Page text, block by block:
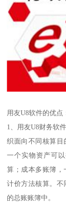
用友U8软件的优点
1、用友U8财务软
织面向不同核算目
一个实物资产可
算；成本多账簿，
计价方法核算。不
的总账账簿中。